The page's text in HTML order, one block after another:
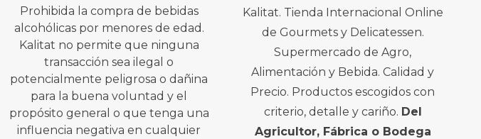
Prohibida la compra de bebidas
alcohólicas por menores de edad.
Kalitat no permite que ninguna
transacción sea ilegal o
potencialmente peligrosa o dañina
para la buena voluntad y el
propósito general o que tenga una
influencia negativa en cualquier
Kalitat. Tienda Internacional Online
de Gourmets y Delicatessen.
Supermercado de Agro,
Alimentación y Bebida. Calidad y
Precio. Productos escogidos con
criterio, detalle y cariño. Del
Agricultor, Fábrica o Bodega